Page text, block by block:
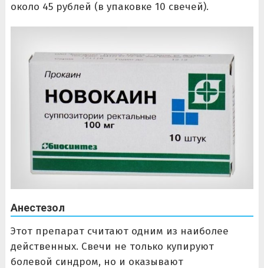
около 45 рублей (в упаковке 10 свечей).
Анестезол
Этот препарат считают одним из наиболее
действенных. Свечи не только купируют
болевой синдром, но и оказывают